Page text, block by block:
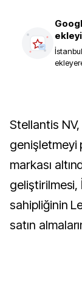
Stellantis NV, Çinli Leapmotor ile işbirliğini
genişletmeyi
markası
geliştirilmesi,
sahipliğinin
satın